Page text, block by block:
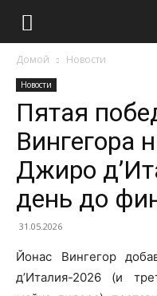
Домой Новости
Новости
Пятая
Вингегора
Джиро
день до
31.05.2026
Йонас Вингегор
д’Италия-2026 (и